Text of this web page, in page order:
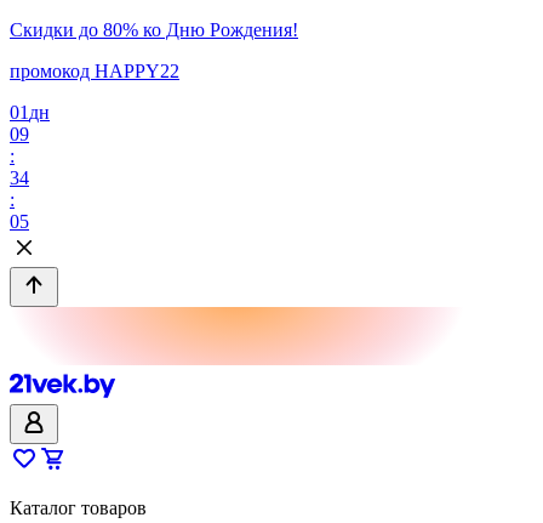
Скидки до 80% ко Дню Рождения!
промокод HAPPY22
01 дн
09
:
34
:
05
Каталог товаров